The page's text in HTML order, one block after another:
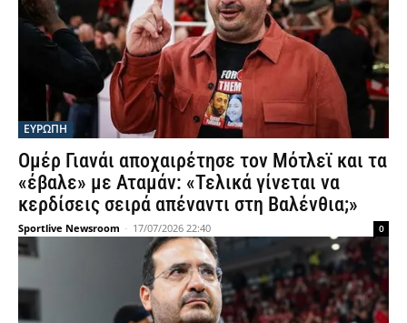
ΕΥΡΩΠΗ
Ομέρ Γιανάι αποχαιρέτησε τον Μότλεϊ και τα
«έβαλε» με Αταμάν: «Τελικά γίνεται να
κερδίσεις σειρά απέναντι στη Βαλένθια;»
Sportlive Newsroom - 17/07/2026 22:40 0